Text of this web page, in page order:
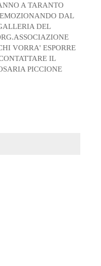
A TARANTO
DAL
DEL
VORRA' ESPORRE
IL
PICCIONE